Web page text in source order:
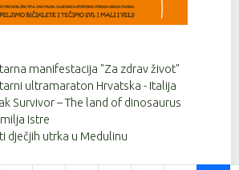
manifestacija "Za zdrav život"
ultramaraton Hrvatska - Italija
Survivor – The land of dinosaurus
Istre
dječjih utrka u Medulinu